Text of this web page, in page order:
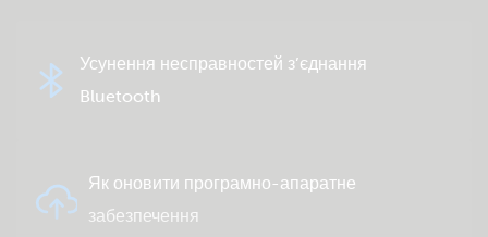
Усунення несправностей з’єднання
Bluetooth
Як оновити програмно-апаратне
забезпечення